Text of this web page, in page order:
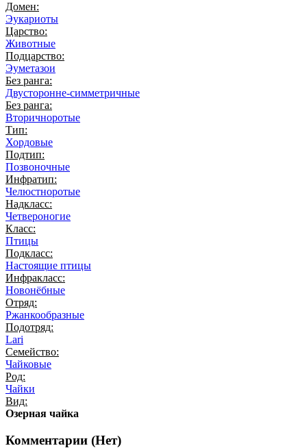
Домен:
Эукариоты
Царство:
Животные
Подцарство:
Эуметазои
Без ранга:
Двусторонне-симметричные
Без ранга:
Вторичноротые
Тип:
Хордовые
Подтип:
Позвоночные
Инфратип:
Челюстноротые
Надкласс:
Четвероногие
Класс:
Птицы
Подкласс:
Настоящие птицы
Инфракласс:
Новонёбные
Отряд:
Ржанкообразные
Подотряд:
Lari
Семейство:
Чайковые
Род:
Чайки
Вид:
Озерная чайка
Комментарии (Нет)